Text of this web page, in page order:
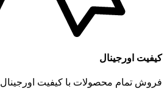
کیفیت اورجینال
فروش تمام محصولات با کیفیت اورجینال